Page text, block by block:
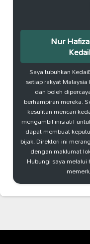
Nur
Saya tubuhkan
setiap rakyat
dan boleh
berhampiran mereka.
kesulitan mencari
mengambil inisiatif
dapat membuat
bijak. Direktori ini
dengan maklumat
Hubungi saya